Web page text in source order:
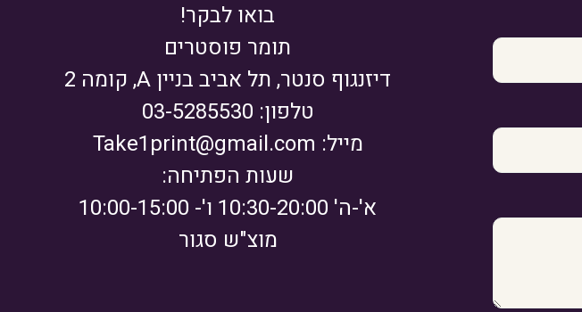
בואו לבקר!
תומר פוסטרים
דיזנגוף סנטר, תל אביב בניין A, קומה 2
טלפון: 03-5285530
מייל: Take1print@gmail.com
שעות הפתיחה:
א'-ה' 10:30-20:00 ו'- 10:00-15:00
מוצ"ש סגור